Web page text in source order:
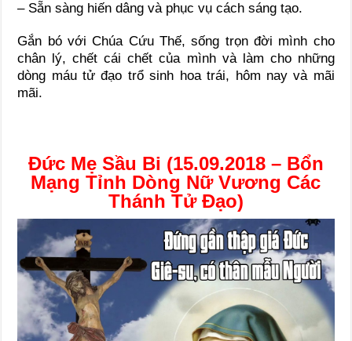
– Sẵn sàng hiến dâng và phục vụ cách sáng tạo.
Gắn bó với Chúa Cứu Thế, sống trọn đời mình cho
chân lý, chết cái chết của mình và làm cho những
dòng máu tử đạo trổ sinh hoa trái, hôm nay và mãi
mãi.
Đức Mẹ Sầu Bi (15.09.2018 – Bổn
Mạng Tỉnh Dòng Nữ Vương Các
Thánh Tử Đạo)